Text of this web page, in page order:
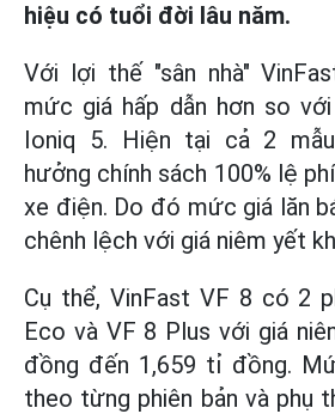
hiệu có tuổi đời lâu năm.
Với lợi thế "sân nhà"
mức giá hấp dẫn hơn so
Ioniq 5. Hiện tại cả 2
hưởng chính sách 100% lệ
xe điện. Do đó mức giá lăn
chênh lệch với giá niêm yết
Cụ thể, VinFast VF 8 có 2
Eco và VF 8 Plus với giá
đồng đến 1,659 tỉ đồng.
theo từng phiên bản và phụ